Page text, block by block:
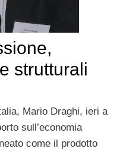
strutturali
Mario Draghi, ieri a
sull’economia
come il prodotto